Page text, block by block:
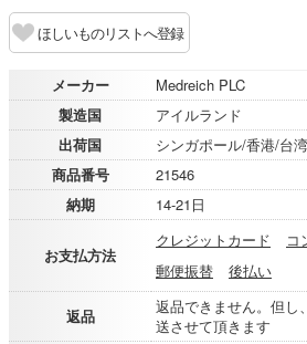
ほしいものリストへ登録
メーカー
Medreich PLC
製造国
アイルランド
出荷国
シンガポール/香港/台湾
商品番号
21546
納期
14-21日
お支払方法
クレジットカード コ
郵便振替
後払い
返品
返品できません。但し
送させて頂きます